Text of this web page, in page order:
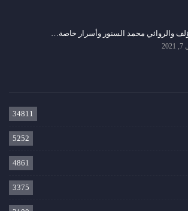
والروائي محمد السنور وأسرار خاصة…
34811
5252
4861
3375